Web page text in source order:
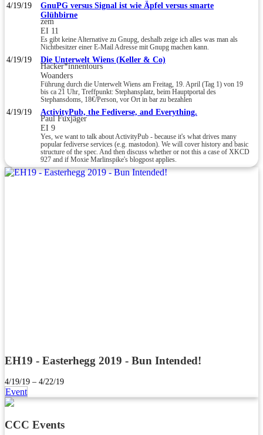
4/19/19
GnuPG versus Signal ist wie Äpfel versus smarte
Glühbirne
zem
EI 11
Es gibt keine Alternative zu Gnupg, deshalb zeige ich alles was man als
Nichtbesitzer einer E-Mail Adresse mit Gnupg machen kann.
4/19/19 Die Unterwelt Wiens (Keller & Co)
Hacker*innentours
Woanders
Führung durch die Unterwelt Wiens am Freitag, 19. April (Tag 1) von 19
bis ca 21 Uhr, Treffpunkt: Stephansplatz, beim Hauptportal des
Stephansdoms, 18€/Person, vor Ort in bar zu bezahlen
4/19/19 ActivityPub, the Fediverse, and Everything.
Paul Fuxjäger
EI 9
Yes, we want to talk about ActivityPub - because it's what drives many
popular fediverse services (e.g. mastodon). We will cover history and basic
structure of the spec. And then discuss whether or not this a case of XKCD
927 and if Moxie Marlinspike's blogpost applies.
EH19 - Easterhegg 2019 - Bun Intended!
4/19/19 – 4/22/19
Event
CCC Events